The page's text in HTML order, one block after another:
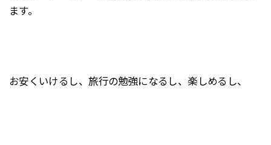
ます。
お安くいけるし、旅行の勉強になるし、楽しめるし、